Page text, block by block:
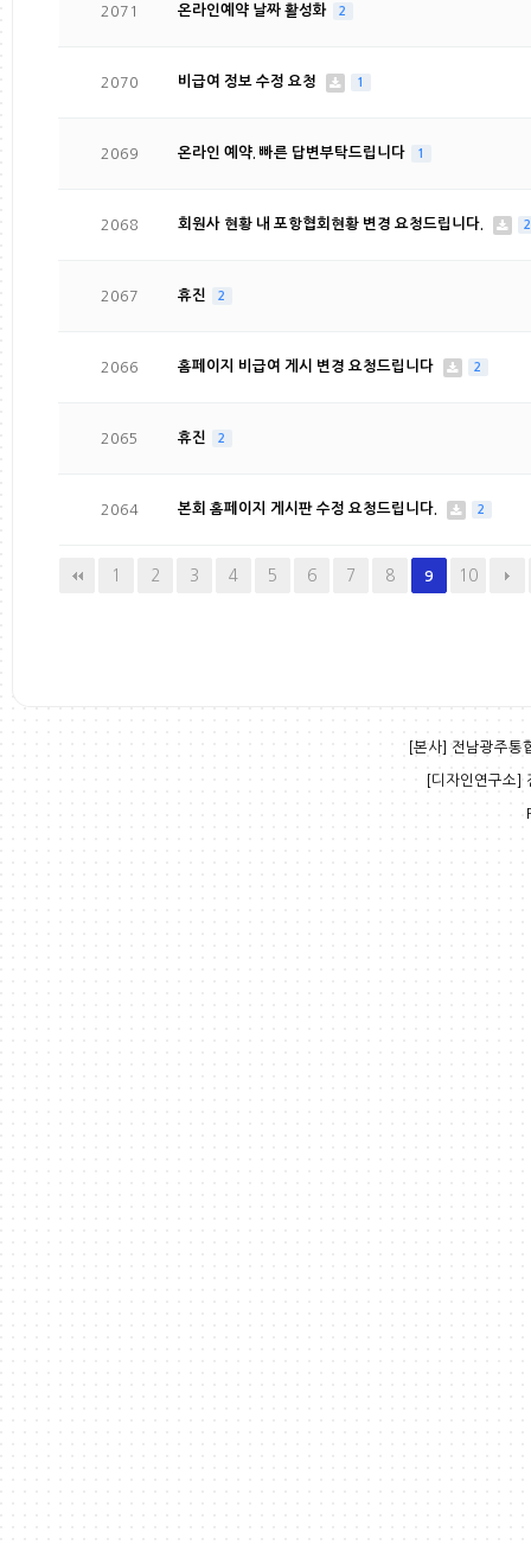
2071 온라인예약 날짜 활성화 2
2070 비급여 정보 수정 요청 1
2069 온라인 예약. 빠른 답변부탁드립니다 1
2068 회원사 현황 내 포항협회현황 변경 요청드립니다. 2
2067 휴진 2
2066 홈페이지 비급여 게시 변경 요청드립니다 2
2065 휴진 2
2064 본회 홈페이지 게시판 수정 요청드립니다. 2
1 2 3 4 5 6 7 8 9 10
[본사] 전남광주
[디자인연구소]